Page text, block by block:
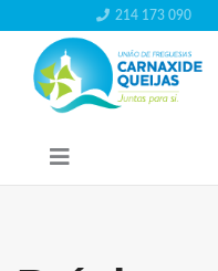
214 173 090